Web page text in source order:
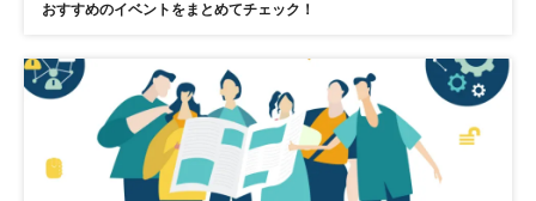
おすすめのイベントをまとめてチェック！